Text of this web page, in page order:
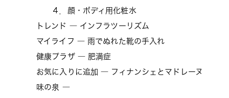
４．顔・ボディ用化粧水
トレンド ― インフラツーリズム
マイライフ ― 雨でぬれた靴の手入れ
健康プラザ ― 肥満症
お気に入りに追加 ― フィナンシェとマドレーヌ
味の泉 ―